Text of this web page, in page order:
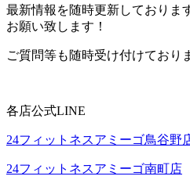
最新情報を随時更新しておりま
お願い致します！
ご質問等も随時受け付けており
各店公式LINE
24フィットネスアミーゴ鳥谷野
24フィットネスアミーゴ南町店